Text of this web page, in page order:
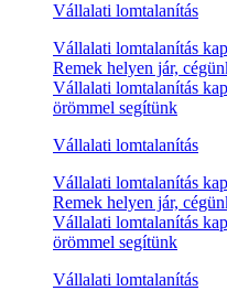
Vállalati lomtalanítás
Vállalati lomtalanítás
Remek helyen jár,
Vállalati lomtalanítás
örömmel segítünk
Vállalati lomtalanítás
Vállalati lomtalanítás
Remek helyen jár,
Vállalati lomtalanítás
örömmel segítünk
Vállalati lomtalanítás